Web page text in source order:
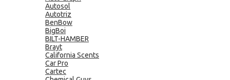
Autosol
Autotriz
BenBow
BigBoi
BILT-HAMBER
Brayt
California Scents
Car Pro
Cartec